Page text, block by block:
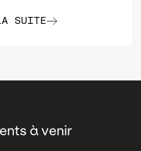
SUITE
à venir